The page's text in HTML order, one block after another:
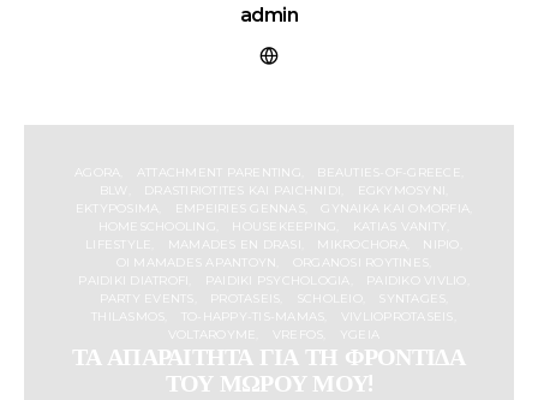
admin
AGORA ATTACHMENT PARENTING
BEAUTIES-OF-GREECE
BLW
DRASTIRIOTITES KAI PAICHNIDI
EGKYMOSYNI
EKTYPOSIMA
EMPEIRIES GENNAS
GYNAIKA KAI OMORFIA
HOMESCHOOLING
HOUSEKEEPING
KATIAS VANITY
LIFESTYLE
MAMADES EN DRASI MIKROCHORA
NIPIO
OI MAMADES APANTOYN
ORGANOSI ROYTINES
PAIDIKI DIATROFI
PAIDIKI PSYCHOLOGIA
PAIDIKO VIVLIO
PARTY EVENTS
PROTASEIS
SYNTAGES
THILASMOS
TO-HAPPY-TIS-MAMAS
VIVLIOPROTASEIS
VOLTAROYME
VREFOS YGEIA
ΤΑ ΑΠΑΡΑΙΤΗΤΑ ΓΙΑ ΤΗ ΦΡΟΝΤΙΔΑ
ΤΟΥ ΜΩΡΟΥ ΜΟΥ!